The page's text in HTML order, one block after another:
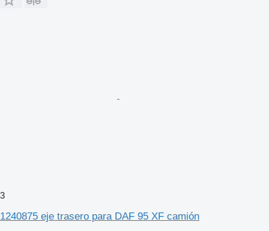
3
1240875 eje trasero para DAF 95 XF camión